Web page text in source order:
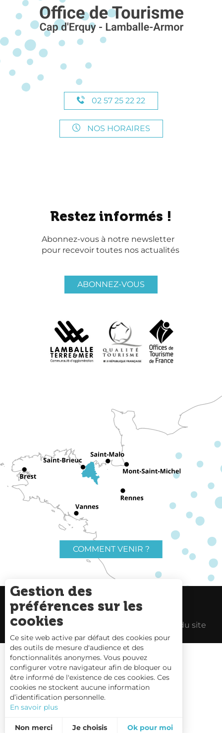
02 57 25 22 22
NOS HORAIRES
Restez informés !
Abonnez-vous à notre newsletter
pour recevoir toutes nos actualités
ABONNEZ-VOUS
COMMENT VENIR ?
Charte du voyageur Liens utiles
Espace Pro Plan du site
Carte interactive
Gestion des
préférences sur les
cookies
Ce site web active par défaut des cookies pour
des outils de mesure d'audience et des
fonctionnalités anonymes. Vous pouvez
configurer votre navigateur afin de bloquer ou
être informé de l'existence de ces cookies. Ces
cookies ne stockent aucune information
d’identification personnelle.
En savoir plus
Non merci Je choisis Ok pour moi